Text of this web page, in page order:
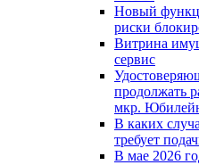
Новый
риски
Витрина
сервис
продолжать
мкр.
В каких
требует
В мае 2026